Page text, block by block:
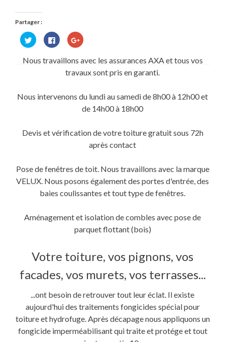
Partager :
Cliquez
pour
partager
Twitter(ouvre
Cliquez
pour
partager
sur
Facebook(ouvre
dans
une
Cliquez
pour
Google+
dans
fenêtre)
Nous travaillons avec les assurances AXA et tous vos
travaux sont pris en garanti.
Nous intervenons du lundi au samedi de 8h00 à 12h00 et
de 14h00 à 18h00
Devis et vérification de votre toiture gratuit sous 72h
après contact
Pose de fenêtres de toit. Nous travaillons avec la marque
VELUX. Nous posons également des portes d'entrée, des
baies coulissantes et tout type de fenêtres.
Aménagement et isolation de combles avec pose de
parquet flottant (bois)
Votre toiture, vos pignons, vos
facades, vos murets, vos terrasses...
...ont besoin de retrouver tout leur éclat. Il existe
aujourd'hui des traitements fongicides spécial pour
toiture et hydrofuge. Après décapage nous appliquons un
fongicide imperméabilisant qui traite et protége et tout